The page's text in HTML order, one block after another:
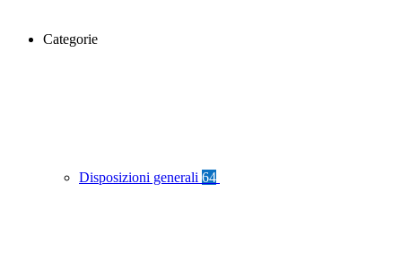
Categorie
Disposizioni generali 64